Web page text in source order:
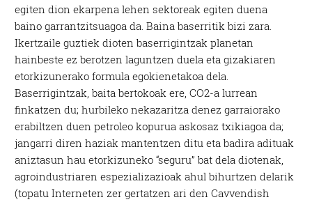
egiten dion ekarpena lehen sektoreak egiten duena
baino garrantzitsuagoa da. Baina baserritik bizi zara.
Ikertzaile guztiek dioten baserrigintzak planetan
hainbeste ez berotzen laguntzen duela eta gizakiaren
etorkizunerako formula egokienetakoa dela.
Baserrigintzak, baita bertokoak ere, CO2-a lurrean
finkatzen du; hurbileko nekazaritza denez garraiorako
erabiltzen duen petroleo kopurua askosaz txikiagoa da;
jangarri diren haziak mantentzen ditu eta badira adituak
aniztasun hau etorkizuneko “seguru” bat dela diotenak,
agroindustriaren espezializazioak ahul bihurtzen delarik
(topatu Interneten zer gertatzen ari den Cavvendish